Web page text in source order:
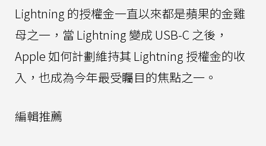
Lightning 的授權金一直以來都是蘋果的金雞
母之一，當 Lightning 變成 USB-C 之後，
Apple 如何計劃維持其 Lightning 授權金的收
入，也成為今年最受矚目的焦點之一。
編輯推薦